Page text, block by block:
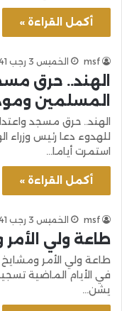
أكمل القراءة »
msf الخميس 3 رجب 1441هـ 27-2-2020م
الهند.. حرق
المسلمين
الهند.. حرق مسجد
للهدوء دعا رئيس وزراء
استمرت أياما…
أكمل القراءة »
msf الخميس 3 رجب 1441هـ 27-2-2020م
طاعة ولي الأمر
طاعة ولي الأمر ومشايخ
في الأيام الماضية
يشن…